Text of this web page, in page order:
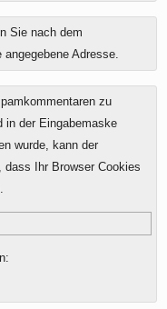
Sie nach dem
Adresse.
zu
in der Eingabemaske
wurde, kann der
dass Ihr Browser Cookies